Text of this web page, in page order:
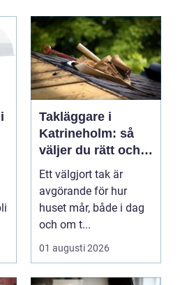
Takläggare i
Katrineholm: så
väljer du rätt och
får ett tak som
håller
Ett välgjort tak är
avgörande för hur
huset mår, både i dag
och om t...
01 augusti 2026